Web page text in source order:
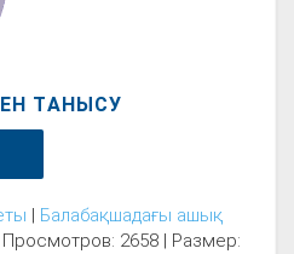
ТАНЫСУ
| Балабақшадағы ашық
Просмотров: 2658 | Размер: